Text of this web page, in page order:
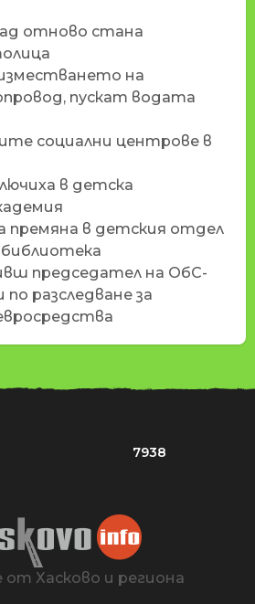
отново стана
на
пускат водата
социални центрове в
в детска
премяна в детския отдел
библиотека
председател на ОбС-
разследване за
7938
Хасково и региона